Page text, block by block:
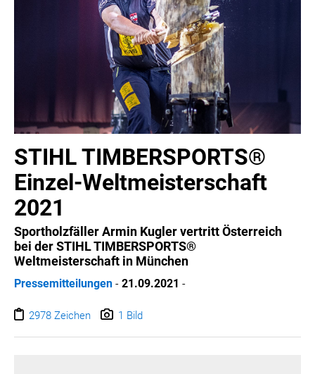
durchführung bis zur Holzvermessung – nahtlos, digital
und möglichst einfach für den Anwender in einem System
abzubilden“, erklärt Manfred Ide, Geschäftsführer der
STIHL TIMBERSPORTS®
Einzel-Weltmeisterschaft
2021
Sportholzfäller Armin Kugler vertritt Österreich
bei der STIHL TIMBERSPORTS®
Weltmeisterschaft in München
Pressemitteilungen - 21.09.2021 -
2978 Zeichen 1 Bild